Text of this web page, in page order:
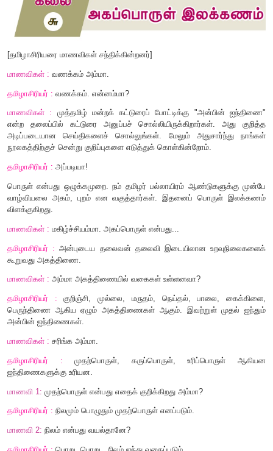
கற்கண்டு
தமிழாசிரியரை மாணவிகள் சந்திக்கின்றனர்]
மாணவிகள் : வணக்கம் அம்மா.
தமிழாசிரியர் :
மாணவிகள் :முத்தமிழ் மன்றக் கட்டுரைப் போட்டிக்கு
என்ற தலைப்பில் கட்டுரை அனுப்பச் சொல்லியிருக்கிறார்கள்.
அடிப்படையான செய்திகளைச் சொல்லுங்கள். மேலும்
நூலகத்திற்குச் சென்று குறிப்புகளை எடுத்துக் கொள்கின்றோம்.
தமிழாசிரியர் :அப்படியா!
பொருள் என்பது ஒழுக்கமுறை. நம் தமிழர் பல்லாயிரம்
வாழ்வியலை அகம்,
விளக்குகிறது.
மாணவிகள் :மகிழ்ச்சியம்மா. அகப்பொருள் என்பது...
கூறுவது அகத்திணை.